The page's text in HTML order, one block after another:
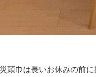
頭巾は長いお休みの前